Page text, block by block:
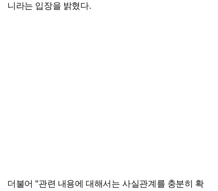
니라는 입장을 밝혔다.
더불어 "관련 내용에 대해서는 사실관계를 충분히 확